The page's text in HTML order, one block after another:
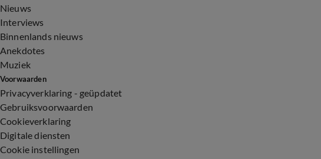
Nieuws
Interviews
Binnenlands nieuws
Anekdotes
Muziek
Voorwaarden
Privacyverklaring - geüpdatet
Gebruiksvoorwaarden
Cookieverklaring
Digitale diensten
Cookie instellingen